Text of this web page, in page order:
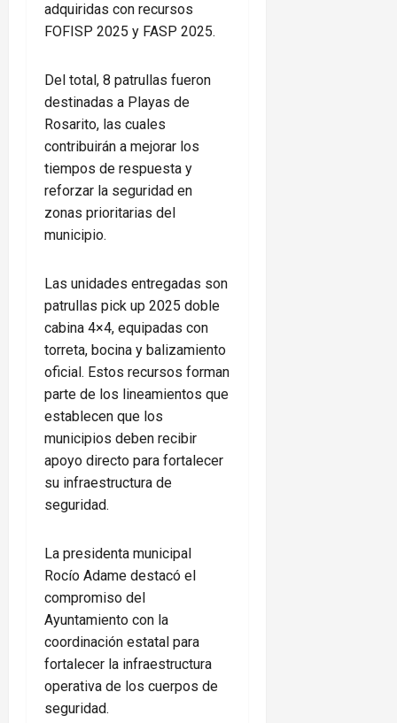
adquiridas con recursos
FOFISP 2025 y FASP 2025.
Del total, 8 patrullas fueron
destinadas a Playas de
Rosarito, las cuales
contribuirán a mejorar los
tiempos de respuesta y
reforzar la seguridad en
zonas prioritarias del
municipio.
Las unidades entregadas son
patrullas pick up 2025 doble
cabina 4×4, equipadas con
torreta, bocina y balizamiento
oficial. Estos recursos forman
parte de los lineamientos que
establecen que los
municipios deben recibir
apoyo directo para fortalecer
su infraestructura de
seguridad.
La presidenta municipal
Rocío Adame destacó el
compromiso del
Ayuntamiento con la
coordinación estatal para
fortalecer la infraestructura
operativa de los cuerpos de
seguridad.